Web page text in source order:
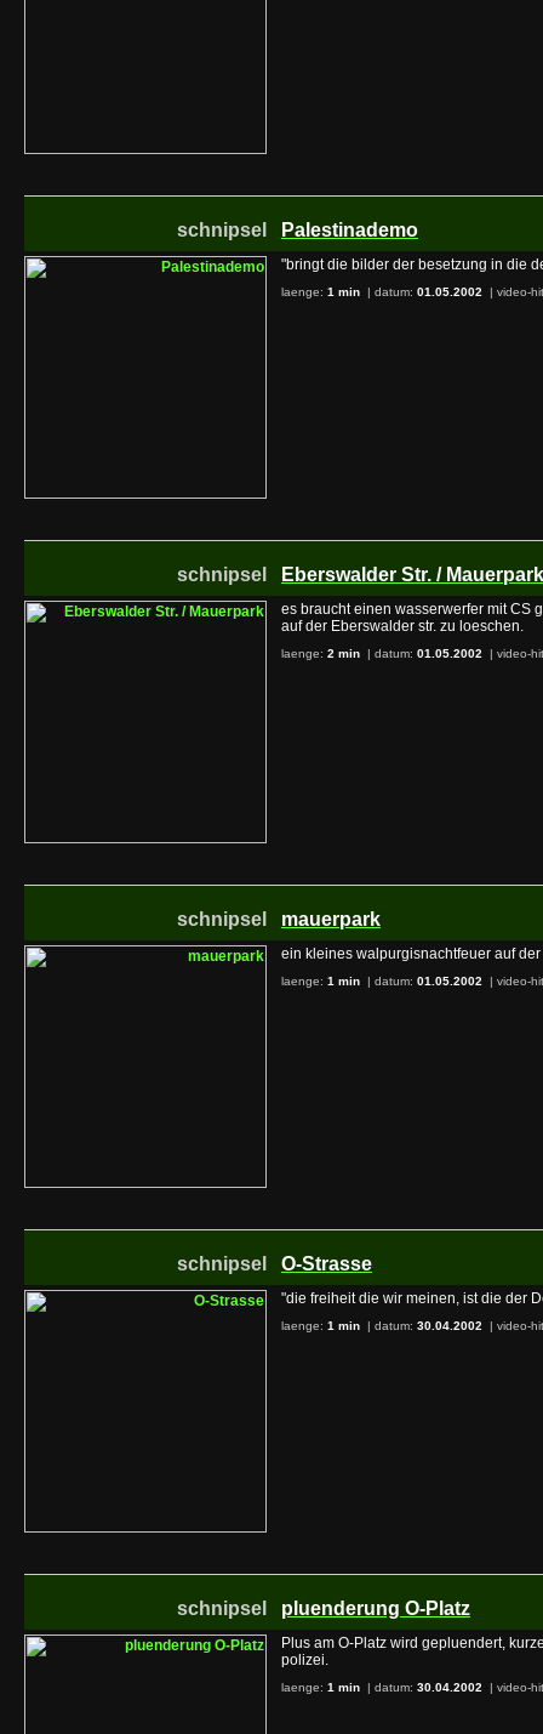
schnipsel Palestinademo
"bringt die bilder der besetzung in die
laenge: 1 min | datum: 01.05.2002 | video-
schnipsel Eberswalder Str. / Mauerpark
es braucht einen wasserwerfer mit CS
auf der Eberswalder str. zu loeschen.
laenge: 2 min | datum: 01.05.2002 | video-
schnipsel mauerpark
ein kleines walpurgisnachtfeuer auf
laenge: 1 min | datum: 01.05.2002 | video-
schnipsel O-Strasse
"die freiheit die wir meinen, ist die der
laenge: 1 min | datum: 30.04.2002 | video-
schnipsel pluenderung O-Platz
Plus am O-Platz wird gepluendert,
polizei.
laenge: 1 min | datum: 30.04.2002 | video-